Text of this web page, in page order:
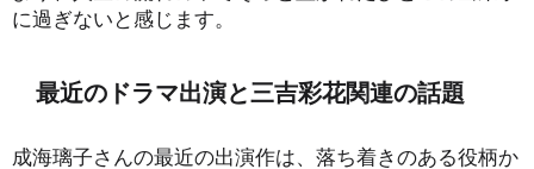
に過ぎないと感じます。
最近のドラマ出演と三吉彩花関連の話題
成海璃子さんの最近の出演作は、落ち着きのある役柄か